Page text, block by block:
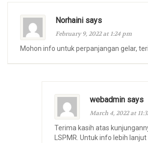
Norhaini says
February 9, 2022 at 1:24 pm
Mohon info untuk perpanjangan gelar,
webadmin says
March 4, 2022 at
Terima kasih atas
LSPMR. Untuk info lebih